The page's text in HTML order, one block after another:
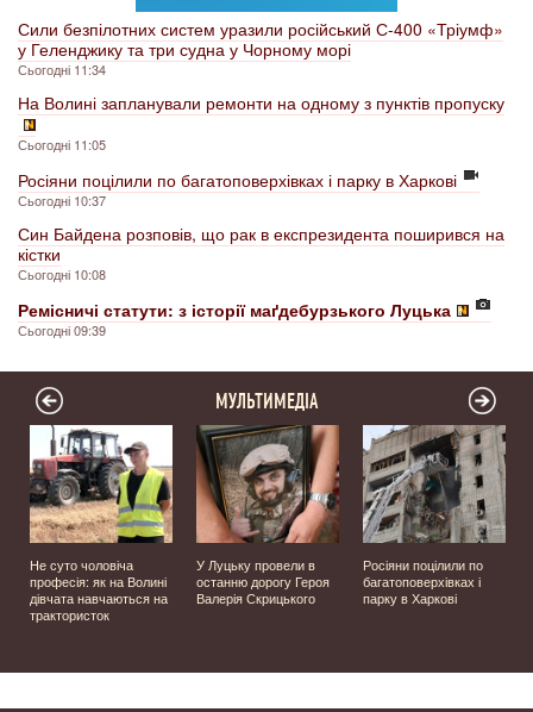
Сили безпілотних систем уразили російський С-400 «Тріумф»
у Геленджику та три судна у Чорному морі
Сьогодні 11:34
На Волині запланували ремонти на одному з пунктів пропуску
Сьогодні 11:05
Росіяни поцілили по багатоповерхівках і парку в Харкові
Сьогодні 10:37
Син Байдена розповів, що рак в експрезидента поширився на
кістки
Сьогодні 10:08
Ремісничі статути: з історії маґдебурзького Луцька
Сьогодні 09:39
МУЛЬТИМЕДІА
Не суто чоловіча
професія: як на Волині
дівчата навчаються на
трактористок
У Луцьку провели в
останню дорогу Героя
Валерія Скрицького
Росіяни поцілили по
багатоповерхівках і
парку в Харкові